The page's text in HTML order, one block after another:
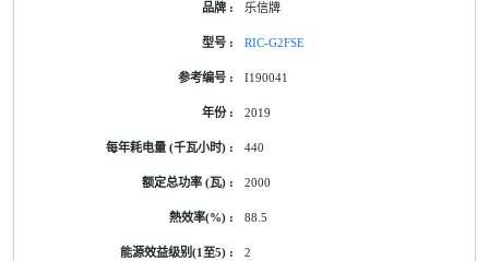
乐信牌
RIC-G2FSE
I190041
2019
440
2000
88.5
2